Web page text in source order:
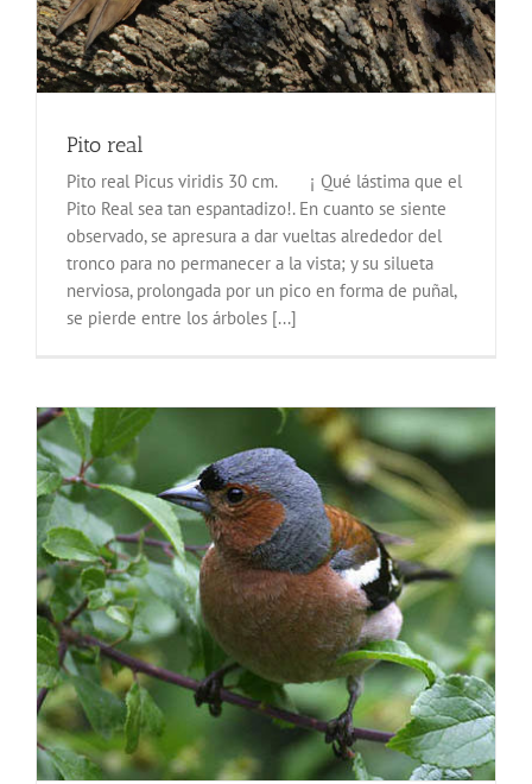
Pito real
Pito real Picus viridis 30 cm. ¡ Qué lástima que el
Pito Real sea tan espantadizo!. En cuanto se siente
observado, se apresura a dar vueltas alrededor del
tronco para no permanecer a la vista; y su silueta
nerviosa, prolongada por un pico en forma de puñal,
se pierde entre los árboles [...]